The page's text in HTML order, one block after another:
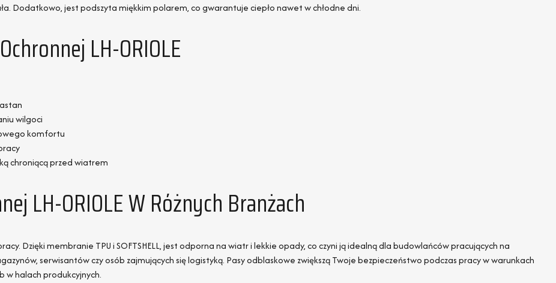
Dodatkowo, jest podszyta miękkim polarem, co gwarantuje ciepło nawet w chłodne dni.
LH-ORIOLE
wilgoci
komfortu
chroniącą przed wiatrem
LH-ORIOLE W Różnych Branżach
Dzięki membranie TPU i SOFTSHELL, jest odporna na wiatr i lekkie opady, co czyni ją idealną dla budowlańców pracujących na
serwisantów czy osób zajmujących się logistyką. Pasy odblaskowe zwiększą Twoje bezpieczeństwo podczas pracy w warunkach
w halach produkcyjnych.